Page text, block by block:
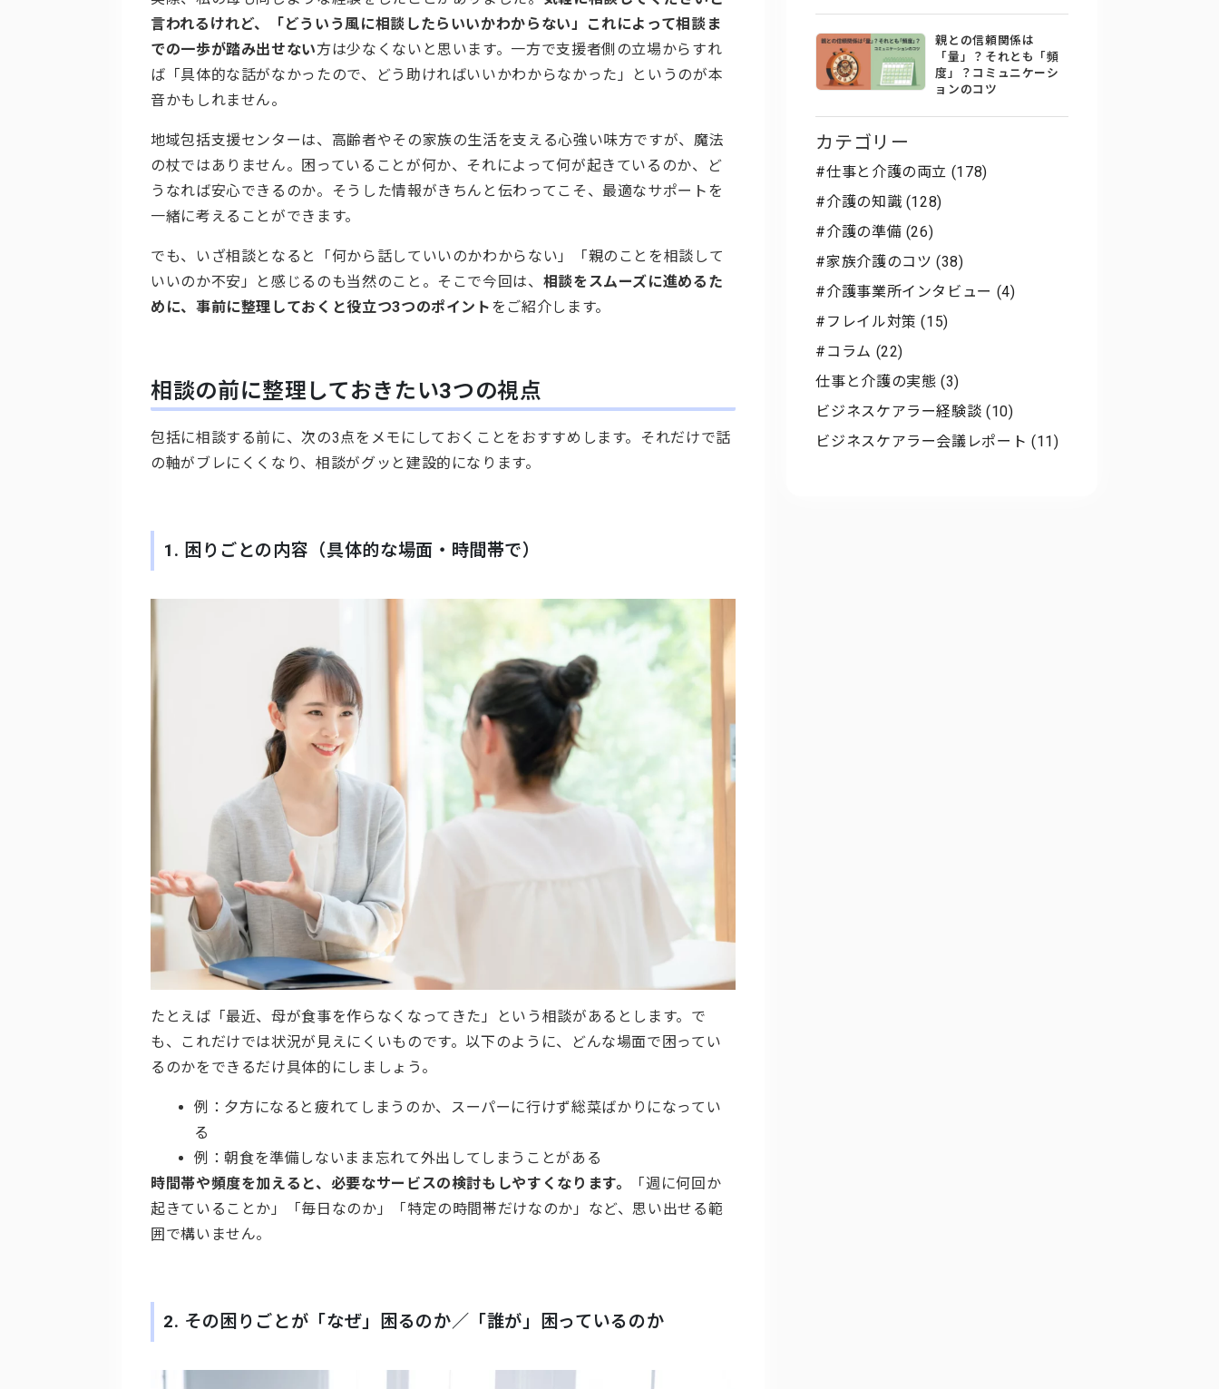
言われるけれど、「どういう風に相談したらいいかわからない」これによって相談ま
での一歩が踏み出せない方は少なくないと思います。一方で支援者側の立場からすれ
ば「具体的な話がなかったので、どう助ければいいかわからなかった」というのが本
音かもしれません。
地域包括支援センターは、高齢者やその家族の生活を支える心強い味方ですが、魔法
の杖ではありません。困っていることが何か、それによって何が起きているのか、ど
うなれば安心できるのか。そうした情報がきちんと伝わってこそ、最適なサポートを
一緒に考えることができます。
でも、いざ相談となると「何から話していいのかわからない」「親のことを相談して
いいのか不安」と感じるのも当然のこと。そこで今回は、 相談をスムーズに進めるた
めに、事前に整理しておくと役立つ3つのポイント をご紹介します。
相談の前に整理しておきたい3つの視点
包括に相談する前に、次の3点をメモにしておくことをおすすめします。それだけで話
の軸がブレにくくなり、相談がグッと建設的になります。
1. 困りごとの内容（具体的な場面・時間帯で）
たとえば「最近、母が食事を作らなくなってきた」という相談があるとします。で
も、これだけでは状況が見えにくいものです。以下のように、どんな場面で困ってい
るのかをできるだけ具体的にしましょう。
例：夕方になると疲れてしまうのか、スーパーに行けず総菜ばかりになってい
る
例：朝食を準備しないまま忘れて外出してしまうことがある
時間帯や頻度を加えると、必要なサービスの検討もしやすくなります。
「週に何回か
起きていることか」「毎日なのか」「特定の時間帯だけなのか」など、思い出せる範
囲で構いません。
2. その困りごとが「なぜ」困るのか／「誰が」困っているのか
親との信頼関係は
「量」？それとも「頻
度」？コミュニケーシ
ョンのコツ
カテゴリー
#仕事と介護の両立 (178)
#介護の知識 (128)
#介護の準備 (26)
#家族介護のコツ (38)
#介護事業所インタビュー (4)
#フレイル対策 (15)
#コラム (22)
仕事と介護の実態 (3)
ビジネスケアラー経験談 (10)
ビジネスケアラー会議レポート (11)